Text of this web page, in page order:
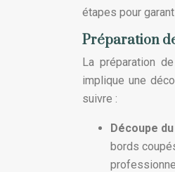
étapes pour
Préparation
La préparation
implique une
suivre :
Découpe
bords